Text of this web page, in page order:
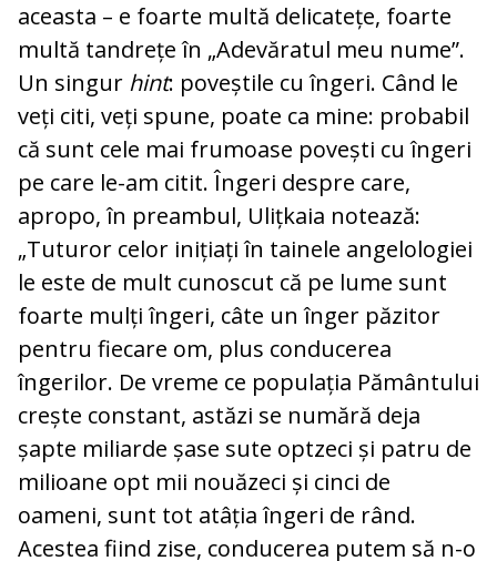
aceasta – e foarte multă delicatețe, foarte
multă tandrețe în „Adevăratul meu nume”.
Un singur hint: poveștile cu îngeri. Când le
veți citi, veți spune, poate ca mine: probabil
că sunt cele mai frumoase povești cu îngeri
pe care le-am citit. Îngeri despre care,
apropo, în preambul, Ulițkaia notează:
„Tuturor celor inițiați în tainele angelologiei
le este de mult cunoscut că pe lume sunt
foarte mulți îngeri, câte un înger păzitor
pentru fiecare om, plus conducerea
îngerilor. De vreme ce populația Pământului
crește constant, astăzi se numără deja
șapte miliarde șase sute optzeci și patru de
milioane opt mii nouăzeci și cinci de
oameni, sunt tot atâția îngeri de rând.
Acestea fiind zise, conducerea putem să n-o